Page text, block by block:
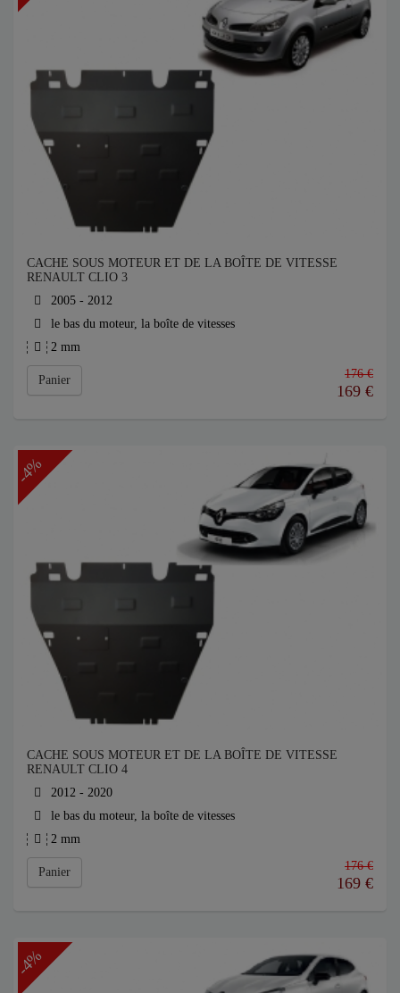
CACHE SOUS MOTEUR ET DE LA BOÎTE DE VITESSE
RENAULT CLIO 3
2005 - 2012
le bas du moteur, la boîte de vitesses
2 mm
Panier 176 €
169 €
-4%
CACHE SOUS MOTEUR ET DE LA BOÎTE DE VITESSE
RENAULT CLIO 4
2012 - 2020
le bas du moteur, la boîte de vitesses
2 mm
Panier 176 €
169 €
-4%